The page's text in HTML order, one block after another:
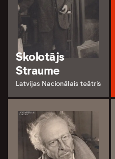
Skolotājs
Straume
Latvijas Nacionālais teātris